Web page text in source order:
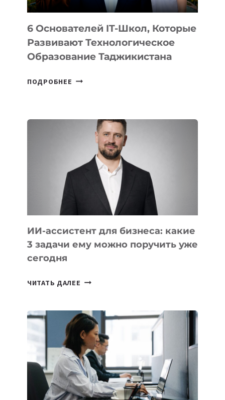
6 Основателей IT-Школ, Которые
Развивают Технологическое
Образование Таджикистана
ПОДРОБНЕЕ 6
КОТОРЫЕ
РАЗВИВАЮТ
ТЕХНОЛОГИЧЕСКОЕ
ОБРАЗОВАНИЕ
ТАДЖИКИСТАНА
ИИ-ассистент для бизнеса: какие
3 задачи ему можно поручить уже
сегодня
ЧИТАТЬ ДАЛЕЕ ИИ-
БИЗНЕСА:
КАКИЕ
3
ЗАДАЧИ
ЕМУ
МОЖНО
ПОРУЧИТЬ